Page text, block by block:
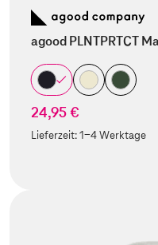
agood PLNTPRTCT
24,95 €
Lieferzeit:1-4 Werktage